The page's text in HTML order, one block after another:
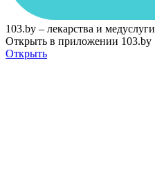
103.by – лекарства и медуслуги
Открыть в приложении 103.by
Открыть